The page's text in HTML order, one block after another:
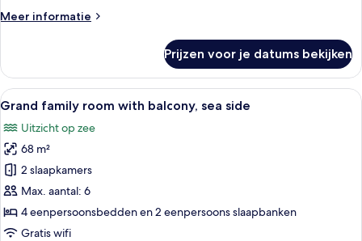
side
Meer informatie
Meer
family
room
with
sea
side
Prijzen voor je datums bekijken
Alle
foto's
voor
Grand
family
room
with
balcony,
Een moderne hotelkamer met een
12
Grand family room with balcony, sea side
Uitzicht op zee
68 m²
2 slaapkamers
Max. aantal: 6
4 eenpersoonsbedden en 2 eenpersoons slaapbanken
Gratis wifi